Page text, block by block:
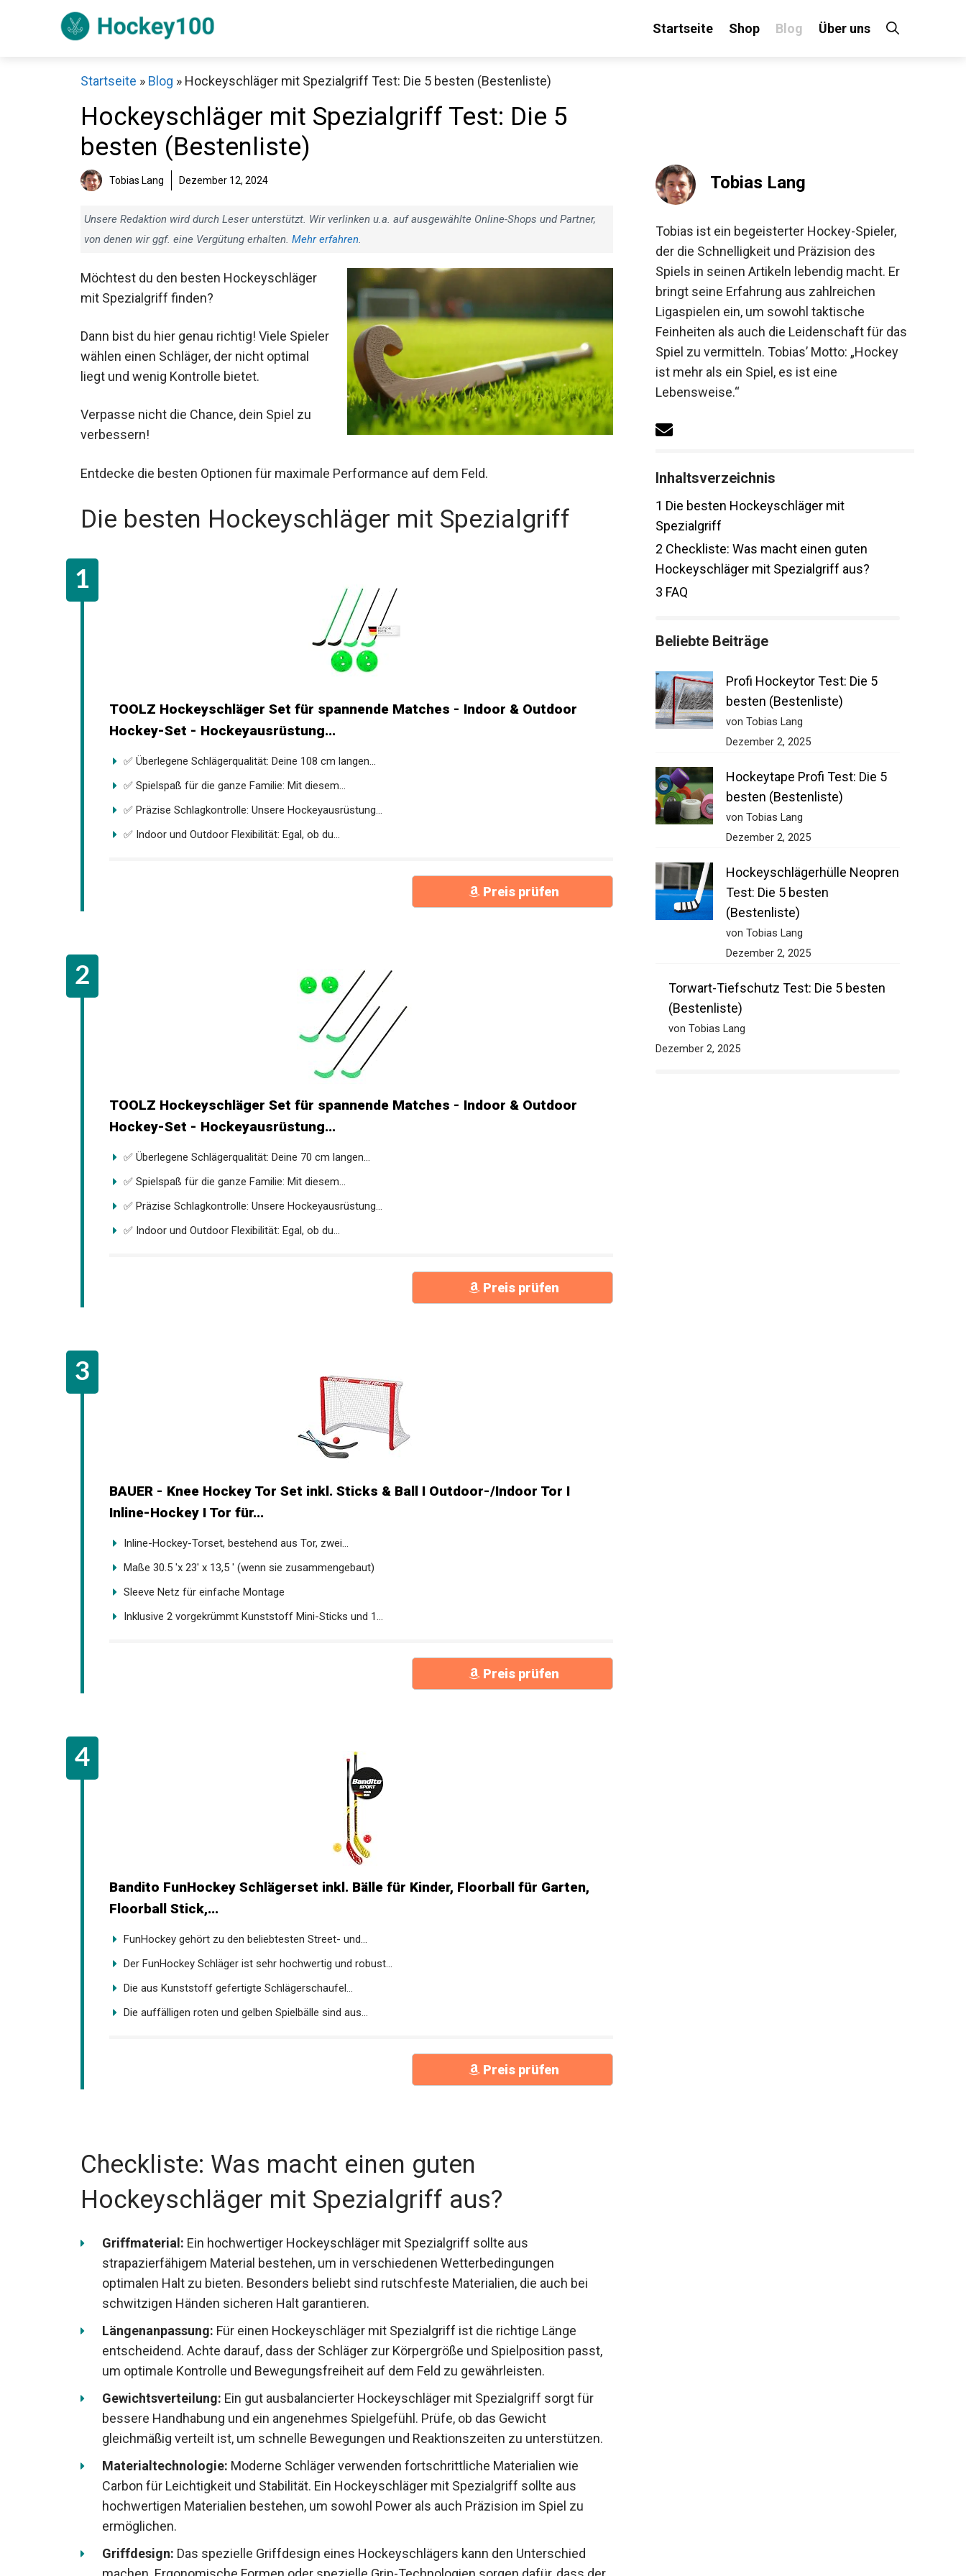
Startseite Shop Blog Über uns
Startseite » Blog » Hockeyschläger mit Spezialgriff Test: Die 5 besten (Bestenliste)
Hockeyschläger mit Spezialgriff Test: Die 5
besten (Bestenliste)
Tobias Lang Dezember 12, 2024
Unsere Redaktion wird durch Leser unterstützt. Wir verlinken u.a. auf ausgewählte Online-Shops und Partner,
von denen wir ggf. eine Vergütung erhalten. Mehr erfahren.
Möchtest du den besten Hockeyschläger
mit Spezialgriff finden?
Dann bist du hier genau richtig! Viele Spieler
wählen einen Schläger, der nicht optimal
liegt und wenig Kontrolle bietet.
Verpasse nicht die Chance, dein Spiel zu
verbessern!
Entdecke die besten Optionen für maximale Performance auf dem Feld.
Die besten Hockeyschläger mit Spezialgriff
TOOLZ Hockeyschläger Set für spannende Matches - Indoor & Outdoor
Hockey-Set - Hockeyausrüstung...
✅ Überlegene Schlägerqualität: Deine 108 cm langen...
✅ Spielspaß für die ganze Familie: Mit diesem...
✅ Präzise Schlagkontrolle: Unsere Hockeyausrüstung...
✅ Indoor und Outdoor Flexibilität: Egal, ob du...
Preis prüfen
TOOLZ Hockeyschläger Set für spannende Matches - Indoor & Outdoor
Hockey-Set - Hockeyausrüstung...
✅ Überlegene Schlägerqualität: Deine 70 cm langen...
✅ Spielspaß für die ganze Familie: Mit diesem...
✅ Präzise Schlagkontrolle: Unsere Hockeyausrüstung...
✅ Indoor und Outdoor Flexibilität: Egal, ob du...
Preis prüfen
BAUER - Knee Hockey Tor Set inkl. Sticks & Ball I Outdoor-/Indoor Tor I
Inline-Hockey I Tor für...
Inline-Hockey-Torset, bestehend aus Tor, zwei...
Maße 30.5 'x 23' x 13,5 ' (wenn sie zusammengebaut)
Sleeve Netz für einfache Montage
Inklusive 2 vorgekrümmt Kunststoff Mini-Sticks und 1...
Preis prüfen
Bandito FunHockey Schlägerset inkl. Bälle für Kinder, Floorball für Garten,
Floorball Stick,...
FunHockey gehört zu den beliebtesten Street- und...
Der FunHockey Schläger ist sehr hochwertig und robust...
Die aus Kunststoff gefertigte Schlägerschaufel...
Die auffälligen roten und gelben Spielbälle sind aus...
Preis prüfen
Checkliste: Was macht einen guten
Hockeyschläger mit Spezialgriff aus?
Griffmaterial: Ein hochwertiger Hockeyschläger mit Spezialgriff sollte aus
strapazierfähigem Material bestehen, um in verschiedenen Wetterbedingungen
optimalen Halt zu bieten. Besonders beliebt sind rutschfeste Materialien, die auch bei
schwitzigen Händen sicheren Halt garantieren.
Längenanpassung: Für einen Hockeyschläger mit Spezialgriff ist die richtige Länge
entscheidend. Achte darauf, dass der Schläger zur Körpergröße und Spielposition passt,
um optimale Kontrolle und Bewegungsfreiheit auf dem Feld zu gewährleisten.
Gewichtsverteilung: Ein gut ausbalancierter Hockeyschläger mit Spezialgriff sorgt für
bessere Handhabung und ein angenehmes Spielgefühl. Prüfe, ob das Gewicht
gleichmäßig verteilt ist, um schnelle Bewegungen und Reaktionszeiten zu unterstützen.
Materialtechnologie: Moderne Schläger verwenden fortschrittliche Materialien wie
Carbon für Leichtigkeit und Stabilität. Ein Hockeyschläger mit Spezialgriff sollte aus
hochwertigen Materialien bestehen, um sowohl Power als auch Präzision im Spiel zu
ermöglichen.
Griffdesign: Das spezielle Griffdesign eines Hockeyschlägers kann den Unterschied
Tobias Lang
Tobias ist ein begeisterter Hockey-Spieler,
der die Schnelligkeit und Präzision des
Spiels in seinen Artikeln lebendig macht. Er
bringt seine Erfahrung aus zahlreichen
Ligaspielen ein, um sowohl taktische
Feinheiten als auch die Leidenschaft für
das Spiel zu vermitteln. Tobias’ Motto:
„Hockey ist mehr als ein Spiel, es ist eine
Lebensweise.“
Inhaltsverzeichnis
Die besten Hockeyschläger mit
Spezialgriff
Checkliste: Was macht einen guten
Hockeyschläger mit Spezialgriff aus?
FAQ
Beliebte Beiträge
Profi Hockeytor Test: Die 5
besten (Bestenliste)
von Tobias Lang
Dezember 2, 2025
Hockeytape Profi Test: Die 5
besten (Bestenliste)
von Tobias Lang
Dezember 2, 2025
Hockeyschlägerhülle
Neopren Test: Die 5 besten
(Bestenliste)
von Tobias Lang
Dezember 2, 2025
Torwart-Tiefschutz Test: Die 5 besten
(Bestenliste)
von Tobias Lang
Dezember 2, 2025
Decathlon Sale
Schaue dir jetzt die meistverkauften Produkte im Sale bei Decathlon an!
Jetzt anschauen